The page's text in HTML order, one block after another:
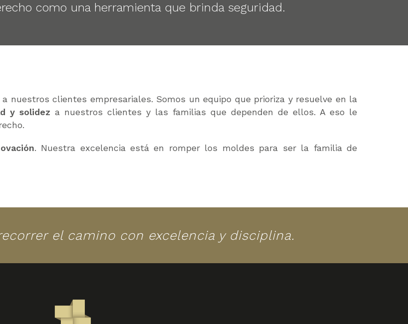
como una herramienta que brinda seguridad.
nuestros clientes empresariales. Somos un equipo que prioriza y resuelve en la
y solidez a nuestros clientes y las familias que dependen de ellos. A eso le
. Nuestra excelencia está en romper los moldes para ser la familia de
el camino con excelencia y disciplina.